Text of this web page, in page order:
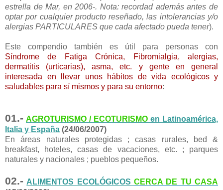
estrella de Mar, en 2006-. Nota: recordad además antes de
optar por cualquier producto reseñado, las intolerancias y/o
alergias PARTICULARES que cada afectado pueda tener).
Este compendio también es útil para personas con
Síndrome de Fatiga Crónica, Fibromialgia, alergias,
dermatitis (urticarias), asma, etc. y gente en general
interesada en llevar unos hábitos de vida ecológicos y
saludables para sí mismos y para su entorno:
01.- AGROTURISMO / ECOTURISMO en Latinoamérica,
Italia y España (24/06/2007)
En áreas naturales protegidas ; casas rurales, bed &
breakfast, hoteles, casas de vacaciones, etc. ; parques
naturales y nacionales ; pueblos pequeños.
02.- ALIMENTOS ECOLÓGICOSCERCA DE TU CASA